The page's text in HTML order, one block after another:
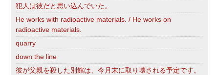
犯人は彼だと思い込んでいた。
He works with radioactive materials. / He works on
radioactive materials.
quarry
down the line
彼が父親を殺した別館は、今月末に取り壊される予定です。